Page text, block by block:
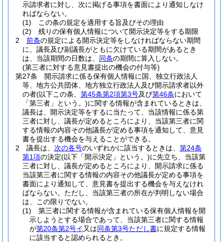
示請求者に対し、次に掲げる事項を書面により通知しなけ
ればならない。
(1)
この条の規定を適用する旨及びその理由
(2)
残りの保有個人情報について開示決定等をする期限
2
前条の規定による開示決定等をしなければならない期間
に、議長及び副議長がともに欠けている期間があるとき
は、当該期間の日数は、 同条の期間に算入しない。
(第三者に対する意見書提出の機会の付与等)
第27条
開示請求に係る保有個人情報に国、独立行政法人
等、地方公共団体、地方独立行政法人及び開示請求者以外
の者(以下この条、 第45条第2項第3号及び第46条において
「第三者」という。)に関する情報が含まれているときは、
議長は、開示決定等をするに当たって、当該情報に係る第
三者に対し、議長が定めるところにより、当該第三者に関
する情報の内容その他議長が定める事項を通知して、意見
書を提出する機会を与えることができる。
2
議長は、 次の各号のいずれかに該当するときは、 第24条
第1項の決定(以下「開示決定」という。)に先立ち、当該第
三者に対し、議長が定めるところにより、開示請求に係る
当該第三者に関する情報の内容その他議長が定める事項を
書面により通知して、意見書を提出する機会を与えなけれ
ばならない。 ただし、当該第三者の所在が判明しない場合
は、この限りでない。
(1)
第三者に関する情報が含まれている保有個人情報を開
示しようとする場合であって、当該第三者に関する情報
が第20条第2号イ 又は同条第3号ただし書に規定する情報
に該当すると認められるとき。